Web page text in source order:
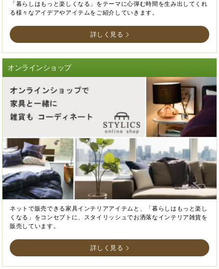
「暮らしはもっと楽しくなる」をテーマに心弾む時間を生み出してくれ
る様々なアイデアやアイテムをご紹介していきます。
詳しく見る
オンラインショップ
ネットで販売できる家具インテリアアイテムと、「暮らしはもっと楽し
くなる」をコンセプトに、スタイリッシュでお洒落なインテリア雑貨を
販売しています。
詳しく見る